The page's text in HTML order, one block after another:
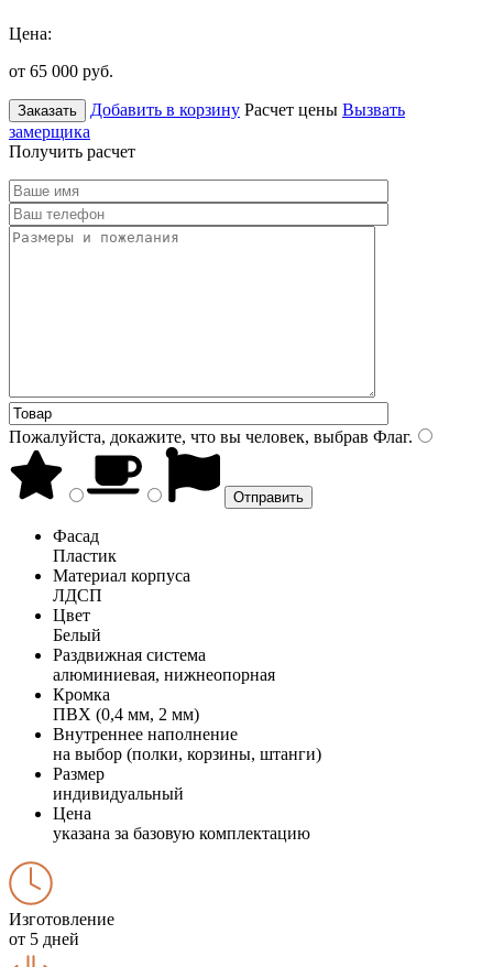
Цена:
от 65 000 руб.
Заказать Добавить в корзину Расчет цены Вызвать
замерщика
Получить расчет
Пожалуйста, докажите, что вы человек, выбрав Флаг.
Фасад
Пластик
Материал корпуса
ЛДСП
Цвет
Белый
Раздвижная система
алюминиевая, нижнеопорная
Кромка
ПВХ (0,4 мм, 2 мм)
Внутреннее наполнение
на выбор (полки, корзины, штанги)
Размер
индивидуальный
Цена
указана за базовую комплектацию
Изготовление
от 5 дней